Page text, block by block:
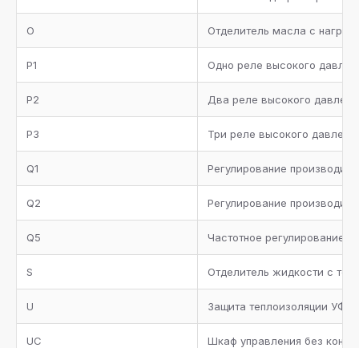
O Отделитель масла с
P1 Одно реле высокого
P2 Два реле высокого
P3 Три реле высокого
Q1 Регулирование
Q2 Регулирование
Q5 Частотное регулирование
S Отделитель жидкости с
U Защита теплоизоляции УФ
UC Шкаф управления без